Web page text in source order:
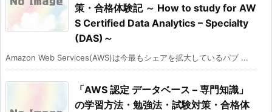
策・合格体験記 ～ How to study for AW
S Certified Data Analytics – Specialty
(DAS)～
Amazon Web Services(AWS)は今最もシェアを拡大しているパブ ...
「AWS 認定 データベース – 専門知識」
の学習方法・勉強法・試験対策・合格体